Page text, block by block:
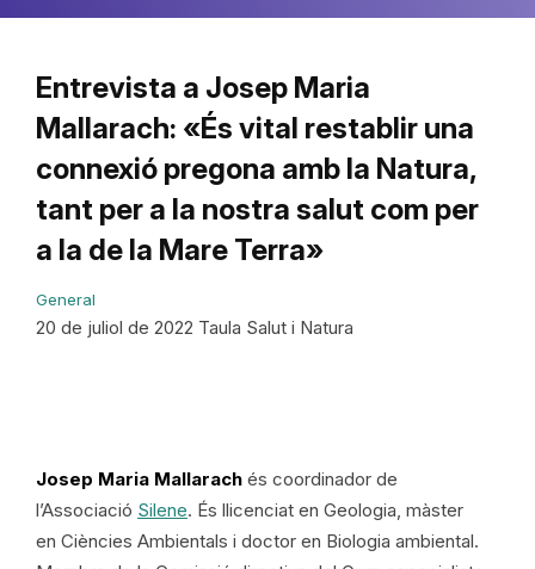
Entrevista a Josep Maria
Mallarach: «És vital restablir una
connexió pregona amb la Natura,
tant per a la nostra salut com per
a la de la Mare Terra»
General
20 de juliol de 2022 Taula Salut i Natura
Josep Maria Mallarach és coordinador de
l’Associació Silene. És llicenciat en Geologia, màster
en Ciències Ambientals i doctor en Biologia ambiental.